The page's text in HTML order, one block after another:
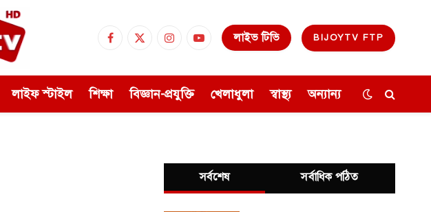
Facebook
X
InstagramYouTubeলাইভ টিভি BIJOYTV FTP
লাইফ স্টাইল শিক্ষা বিজ্ঞান-প্রযুক্তি খেলাধুলা স্বাস্থ্য অন্যান্য
সর্বশেষ সর্বাধিক পঠিত